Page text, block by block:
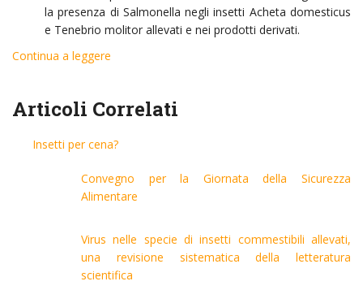
la presenza di Salmonella negli insetti Acheta domesticus
e Tenebrio molitor allevati e nei prodotti derivati.
Continua a leggere
Articoli Correlati
Insetti per cena?
Convegno per la Giornata della Sicurezza
Alimentare
Virus nelle specie di insetti commestibili allevati,
una revisione sistematica della letteratura
scientifica